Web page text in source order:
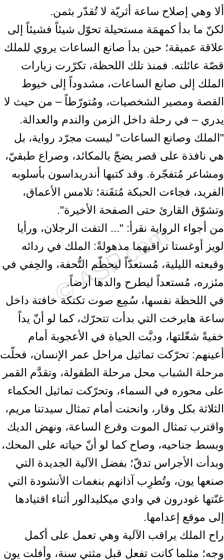
ألا وهي إصلاح ساعة أثريّة لا تُقدّر بثمن.
لكنّ ما بدأ كمهمَة مستحيلة تحوّل شيئاً فشيئاً إلى
علاقة عميقة؛ حين بدأ صانع الساعات يروي للملك
قصّة عائلته. فمنذ تلك اللحظة، تكرّرت زيارات
الملك إلى صانع الساعات، مشدوداً إلى خيوط
القصة ومصير الشخصيات، ومُتورّطاً – من حيث لا
يدري – في رحلة داخل الزمن والندم والعدالة.
"الملك وصانع الساعات" ليست مجرّد رواية، بل
هي نافذة على قصر يضجّ بالمكائد، وصراع طبقيّ،
ومشاعر مُتفجّرة. وقد كتبها أندريداسون بأسلوبه
الفريد، فجاءت الحبكة مُتقَنة؛ تلامس الأعماق،
وتشوّق القارئ حتى الصفحة الأخيرة".
من أجواء الرواية نقرأ: "... التفت الرجلان، ورأيا
لويز أوغستا تراقبهما مذهولةً: الملك في ردائه
وقبعته الليلية، مُستعدّاً ليحطّم التُّحفة، والحِفي في
مئزره، مُستعداً ليطرح والدها أرضاً.
في اللحظة نفسها، سُمِع صوت تكتكة خافتة داخل
ساعة هابرخت التي بدأت تتحرّك، كما لو أنّ يداً
خفيةً شغّلتها، ودبَّت الحياة في الأعجوبة أمام
أعينهم: تحرّكت تماثيل مراحل عمر الإنسان، فحلّت
مرحلة الشباب محل مرحلة الطفولة، وتقدَّم القمر
على محوره في السماء، وتحرّكت تماثيل الحكماء
الثلاثة بكل وقار، وانحنت أمام تمثال سيدتنا مريم،
واقترب تمثال الموت وقرع الساعة، ونهض الديك
وبسط جناحيه، وصاح كما لو أنّ حياته على المحك،
وبدأت الأجراس تدقّ؛ بفضل الآلية الجديدة التي
صنعها يون، وتُطرِب آذانهم بنغمات الأنشودة التي
غنّتها غودرون في وادي ميكليدالور أثناء اقتيادها
إلى موقع إعدامها.
راح الملك يراقب الآلية وهي تعمل على أكمل
وجه؛ مثلما كانت تفعل قبل مثتي سنة، وأفلت يون